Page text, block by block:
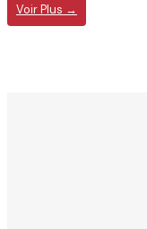
Voir Plus →